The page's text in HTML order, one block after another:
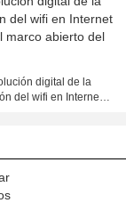
con el APP
digital de la
del wifi en Internet